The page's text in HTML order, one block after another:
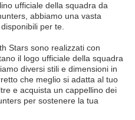
ufficiale della squadra da
abbiamo una vasta
per te.
Stars sono realizzati con
il logo ufficiale della squadra
diversi stili e dimensioni in
che meglio si adatta al tuo
e acquista un cappellino dei
per sostenere la tua